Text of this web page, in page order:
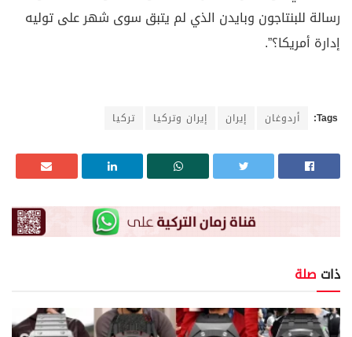
رسالة للبنتاجون وبايدن الذي لم يتبق سوى شهر على توليه
إدارة أمريكا؟”.
Tags: أردوغان إيران إيران وتركيا تركيا
ذات صلة